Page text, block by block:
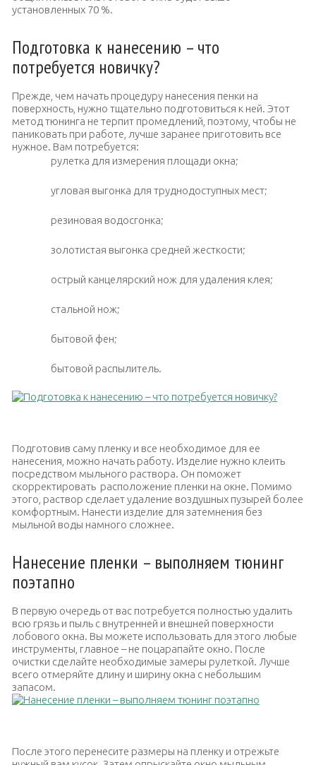
установленных 70 %.
Подготовка к нанесению – что
потребуется новичку?
Прежде, чем начать процедуру нанесения пенки на
поверхность, нужно тщательно подготовиться к ней. Этот
метод тюнинга не терпит промедлений, поэтому, чтобы не
паниковать при работе, лучше заранее приготовить все
нужное. Вам потребуется:
рулетка для измерения площади окна;
угловая выгонка для труднодоступных мест;
резиновая водосгонка;
золотистая выгонка средней жесткости;
острый канцелярский нож для удаления клея;
стальной нож;
бытовой фен;
бытовой распылитель.
Подготовив саму пленку и все необходимое для ее
нанесения, можно начать работу. Изделие нужно клеить
посредством мыльного раствора. Он поможет
скорректировать расположение пленки на окне. Помимо
этого, раствор сделает удаление воздушных пузырей более
комфортным. Нанести изделие для затемнения без
мыльной воды намного сложнее.
Нанесение пленки – выполняем тюнинг
поэтапно
В первую очередь от вас потребуется полностью удалить
всю грязь и пыль с внутренней и внешней поверхности
лобового окна. Вы можете использовать для этого любые
инструменты, главное – не поцарапайте окно. После
очистки сделайте необходимые замеры рулеткой. Лучше
всего отмеряйте длину и ширину окна с небольшим
запасом.
После этого перенесите размеры на пленку и отрежьте